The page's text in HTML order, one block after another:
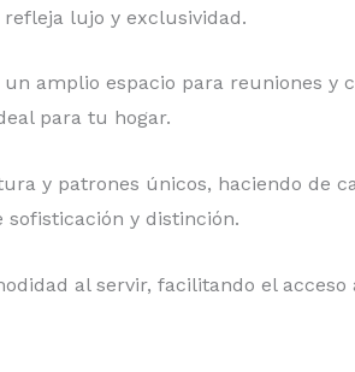
lujo y exclusividad.
amplio espacio para reuniones y
para tu hogar.
y patrones únicos, haciendo de
y distinción.
al servir, facilitando el